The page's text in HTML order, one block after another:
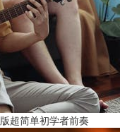
超简单初学者前奏